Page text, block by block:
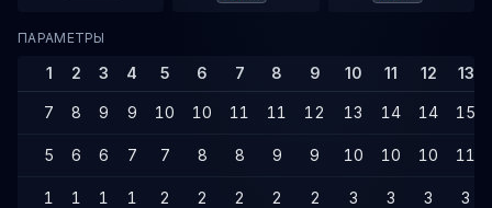
ПАРАМЕТРЫ
1 2 3 4 5 6 7 8 9 10 11 12 13
7 8 9 9 10 10 11 11 12 13 14 14 15
5 6 6 7 7 8 8 9 9 10 10 10 11
1 1 1 1 2 2 2 2 2 3 3 3 3